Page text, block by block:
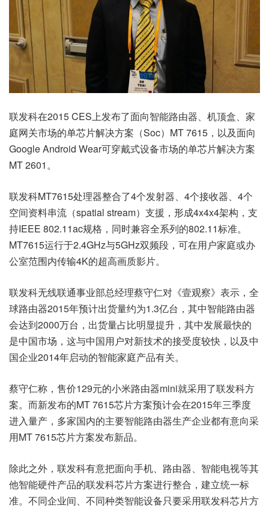
联发科在2015 CES上发布了面向智能路由器、机顶盒、家
庭网关市场的单芯片解决方案（Soc）MT 7615，以及面向
Google Android Wear可穿戴式设备市场的单芯片解决方案
MT 2601。
联发科MT7615处理器整合了4个发射器、4个接收器、4个
空间资料串流（spatial stream）支援，形成4x4x4架构，支
持IEEE 802.11ac规格，同时兼容全系列的802.11标准。
MT7615运行于2.4GHz与5GHz双频段，可在用户家庭或办
公室范围内传输4K的超高画质影片。
联发科无线联通事业部总经理蔡守仁对《壹观察》表示，全
球路由器2015年预计出货量约为1.3亿台，其中智能路由器
会达到2000万台，出货量占比明显提升，其中发展最快的
是中国市场，这与中国用户对新技术的接受度较快，以及中
国企业2014年启动的智能家庭产品有关。
蔡守仁称，售价129元的小米路由器mini就采用了联发科方
案。而新发布的MT 7615芯片方案预计会在2015年三季度
进入量产，多家国内的主要智能路由器生产企业都有意向采
用MT 7615芯片方案发布新品。
除此之外，联发科有意把面向手机、路由器、智能电视等其
他智能硬件产品的联发科芯片方案进行整合，建立统一标
准。不同企业间、不同种类智能设备只要采用联发科芯片方